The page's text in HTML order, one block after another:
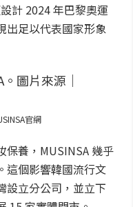
計 2024 年巴黎奧運
出足以代表國家形象
官網
保養，MUSINSA 幾乎
這個影響韓國流行文
設立分公司，並立下